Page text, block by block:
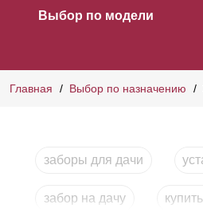
Выбор по модели
Главная Выбор по назначению
заборы для дачи
забор на дачу